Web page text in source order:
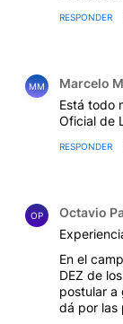
RESPONDER
MM Marcelo
Está todo
Oficial de
RESPONDER
OP Octavio
En el
DEZ de
postular a
dá por las